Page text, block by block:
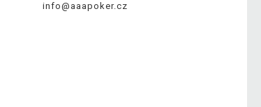
info@aaapoker.cz